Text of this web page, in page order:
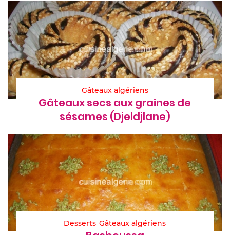
Gâteaux algériens
Gâteaux secs aux graines de
sésames (Djeldjlane)
Desserts Gâteaux algériens